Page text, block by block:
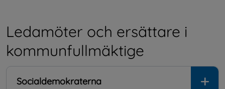
Ledamöter och ersättare i
kommunfullmäktige
Socialdemokraterna